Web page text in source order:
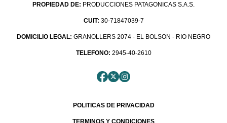
PROPIEDAD DE: PRODUCCIONES PATAGONICAS S.A.S.
CUIT: 30-71847039-7
DOMICILIO LEGAL: GRANOLLERS 2074 - EL BOLSON - RIO NEGRO
TELEFONO: 2945-40-2610
POLITICAS DE PRIVACIDAD
TERMINOS Y CONDICIONES